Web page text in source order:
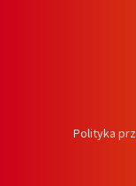
Polityka